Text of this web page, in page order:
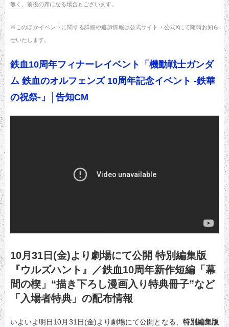
無く、前後の席になる場合もございます。
※このほかイベントに関する詳細や追加情報は公式サイト・公式Xにて随時お知ら
せいたします。
鉄血10周年フィナーレイベント「機動戦士ガンダ
ム 鉄血のオルフェンズ 10周年記念イベント -鉄華
の祝祭-」│告知CM
10月31日(金)より劇場にて公開 特別編集版
『ウルズハント』／鉄血10周年新作短編「幕
間の楔」“描き下ろし漫画入り特典冊子”など
「入場者特典」の配布情報
いよいよ明日10月31日(金)より劇場にて公開となる、 特別編集版